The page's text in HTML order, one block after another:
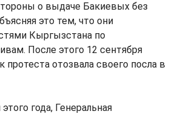
о выдаче Бакиевых без
это тем, что они
Кыргызстана по
После этого 12 сентября
протеста отозвала своего посла в
года, Генеральная